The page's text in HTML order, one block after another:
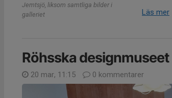
Jemtsjö, liksom samtliga bilder i
galleriet
Läs mer
Röhsska designmuseet
20 mar, 11:15 0 kommentarer